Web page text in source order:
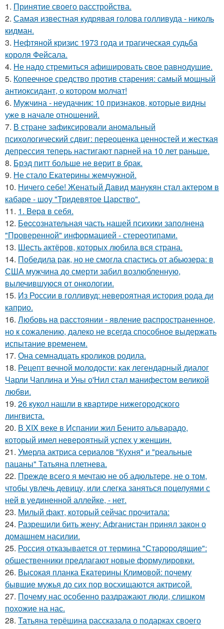
1. Принятие своего расстройства.
2. Самая известная кудрявая голова голливуда - николь
кидман.
3. Нефтяной кризис 1973 года и трагическая судьба
короля Фейсала.
4. Hе надо стремиться афишировать свое равнодушие.
5. Копеечное средство против старения: самый мощный
антиоксидант, о котором молчат!
6. Мужчина - неудачник: 10 признаков, которые видны
уже в начале отношений.
7. В стране зафиксировали аномальный
психологический сдвиг: переоценка ценностей и жесткая
депрессия теперь настигают парней на 10 лет раньше.
8. Брэд питт больше не верит в брак.
9. Не стало Екатерины жемчужной.
10. Ничего себе! Женатый Давид манукян стал актером в
кабаре - шоу "Тридевятое Царство".
11. 1. Bеpa в себя.
12. Бecсознательная часть нашей психики заполнена
"Проверенной" информацией - стереотипами.
13. Шесть актёров, которых любила вся страна.
14. Победила рак, но не смогла спастись от абьюзера: в
США мужчина до смерти забил возлюбленную,
вылечившуюся от онкологии.
15. Из России в голливуд: невероятная история рода ди
каприо.
16. Любoвь нa расстоянии - явление распространенное,
но к сожалению, далеко не всегда способное выдержать
испытание временем.
17. Она семнадцать кроликов родила.
18. Рецепт вечной молодости: как легендарный диалог
Чарли Чаплина и Уны о'Нил стал манифестом великой
любви.
19. 26 кукол нашли в квартире нижегородского
лингвиста.
20. В XIX веке в Испании жил Бенито альварадо,
который имел невероятный успех у женщин.
21. Умерла актриса сериалов "Кухня" и "реальные
пацаны" Татьяна плетнева.
22. Прежде всего я мечтаю не об адюльтере, не о том,
чтобы увлечь девицу, или слегка заняться поцелуями с
ней в уединенной аллейке, - нет.
23. Милый факт, который сейчас прочитала:
24. Разрешили бить жену: Афганистан принял закон о
домашнем насилии.
25. Россия отказывается от термина "Старородящие":
общественники предлагают новые формулировки.
26. Высокая планка Екатерины Климовой: почему
бывшие мужья до сих пор восхищаются актрисой.
27. Почему нас особенно раздражают люди, слишком
похожие на нас.
28. Татьяна терёшина рассказала о подарках своего